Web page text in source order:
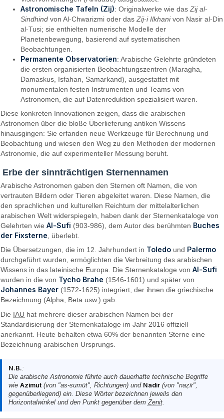
Astronomische Tafeln (Zij): Originalwerke wie dasZij al-
Sindhind von Al-Chwarizmi oder dasZij-i Ilkhanivon Nasir al-Din
al-Tusi; sie enthielten numerische Modelle der
Planetenbewegung, basierend auf systematischen
Beobachtungen.
Permanente Observatorien: Arabische Gelehrte gründeten
die ersten organisierten Beobachtungszentren (Maragha,
Damaskus, Isfahan, Samarkand), ausgestattet mit
monumentalen festen Instrumenten und Teams von
Astronomen, die auf Datenreduktion spezialisiert waren.
Diese konkreten Innovationen zeigen, dass die arabischen
Astronomen über die bloße Überlieferung antiken Wissens
hinausgingen: Sie erfanden neue Werkzeuge für Berechnung und
Beobachtung und wiesen den Weg zu den Methoden der modernen
Astronomie, die auf experimenteller Messung beruht.
Erbe der sinnträchtigen Sternennamen
Arabische Astronomen gaben den Sternen oft Namen, die von
vertrauten Bildern oder Tieren abgeleitet waren. Diese Namen, die
den sprachlichen und kulturellen Reichtum der mittelalterlichen
arabischen Welt widerspiegeln, haben dank der Sternenkataloge von
Gelehrten wieAl-Sufi (903-986), dem Autor des berühmten Buches
der Fixsterne , überlebt.
Die Übersetzungen, die im 12. Jahrhundert in Toledo und Palermo
durchgeführt wurden, ermöglichten die Verbreitung des arabischen
Wissens in das lateinische Europa. Die Sternenkataloge vonAl-Sufi
wurden in die von Tycho Brahe (1546-1601) und später von
Johannes Bayer (1572-1625) integriert, der ihnen die griechische
Bezeichnung (Alpha, Beta usw.) gab.
Die IAU hat mehrere dieser arabischen Namen bei der
Standardisierung der Sternenkataloge im Jahr 2016 offiziell
anerkannt. Heute behalten etwa 60% der benannten Sterne eine
Bezeichnung arabischen Ursprungs.
N.B.:
Die arabische Astronomie führte auch dauerhafte technische Begriffe
wie Azimut(von "as-sumūt", Richtungen) und Nadir(von "naẓīr",
gegenüberliegend) ein. Diese Wörter bezeichnen jeweils den
Horizontalwinkel und den Punkt gegenüber demZenit.